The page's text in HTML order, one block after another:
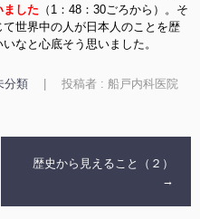
ました （1：48：30ごろから）。そ
世界中の人が日本人のことを歴
なと心底そう思いました。
分類
投稿者 : 船戸内科医院
歴史から見えること（２）
→